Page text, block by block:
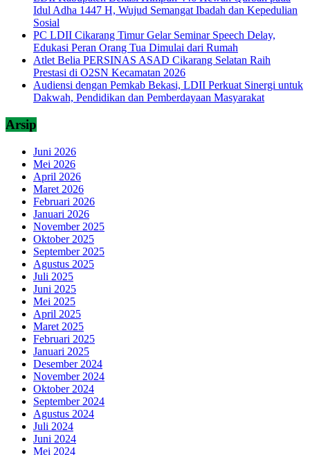
Idul Adha 1447 H, Wujud Semangat Ibadah dan Kepedulian
Sosial
PC LDII Cikarang Timur Gelar Seminar Speech Delay,
Edukasi Peran Orang Tua Dimulai dari Rumah
Atlet Belia PERSINAS ASAD Cikarang Selatan Raih
Prestasi di O2SN Kecamatan 2026
Audiensi dengan Pemkab Bekasi, LDII Perkuat Sinergi untuk
Dakwah, Pendidikan dan Pemberdayaan Masyarakat
Arsip
Juni 2026
Mei 2026
April 2026
Maret 2026
Februari 2026
Januari 2026
November 2025
Oktober 2025
September 2025
Agustus 2025
Juli 2025
Juni 2025
Mei 2025
April 2025
Maret 2025
Februari 2025
Januari 2025
Desember 2024
November 2024
Oktober 2024
September 2024
Agustus 2024
Juli 2024
Juni 2024
Mei 2024